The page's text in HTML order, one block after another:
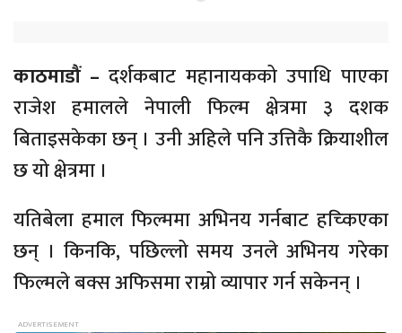
काठमाडौं – दर्शकबाट महानायकको उपाधि पाएका
राजेश हमालले नेपाली फिल्म क्षेत्रमा ३ दशक
बिताइसकेका छन् । उनी अहिले पनि उत्तिकै क्रियाशील
छ यो क्षेत्रमा ।
यतिबेला हमाल फिल्ममा अभिनय गर्नबाट हच्किएका
छन् । किनकि, पछिल्लो समय उनले अभिनय गरेका
फिल्मले बक्स अफिसमा राम्रो व्यापार गर्न सकेनन् ।